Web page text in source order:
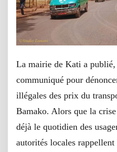
La mairie de Kati a
communiqué pour
illégales des prix du
Bamako. Alors que la
déjà le quotidien des
autorités locales